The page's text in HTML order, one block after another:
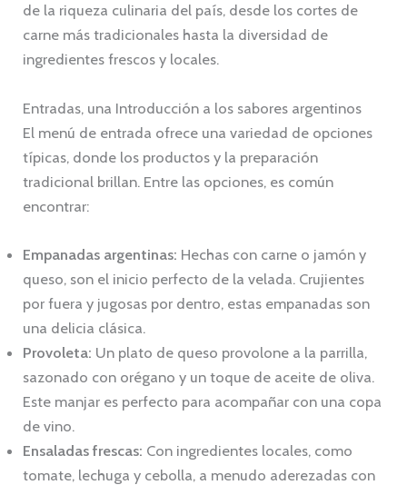
de la riqueza culinaria del país, desde los cortes de
carne más tradicionales hasta la diversidad de
ingredientes frescos y locales.
Entradas, una Introducción a los sabores argentinos
El menú de entrada ofrece una variedad de opciones
típicas, donde los productos y la preparación
tradicional brillan. Entre las opciones, es común
encontrar:
Empanadas argentinas: Hechas con carne o jamón y
queso, son el inicio perfecto de la velada. Crujientes
por fuera y jugosas por dentro, estas empanadas son
una delicia clásica.
Provoleta: Un plato de queso provolone a la parrilla,
sazonado con orégano y un toque de aceite de oliva.
Este manjar es perfecto para acompañar con una copa
de vino.
Ensaladas frescas: Con ingredientes locales, como
tomate, lechuga y cebolla, a menudo aderezadas con